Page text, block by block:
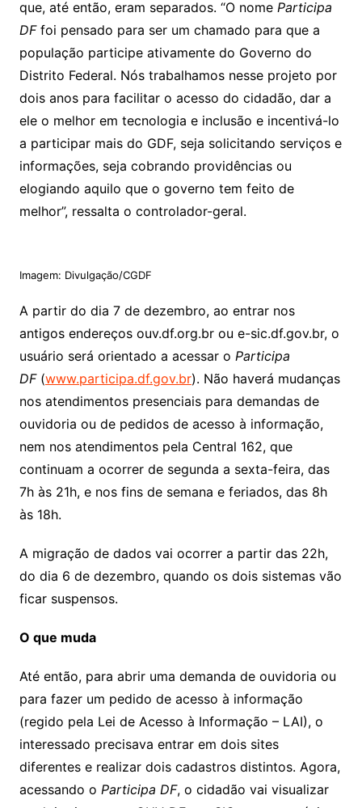
que, até então, eram separados. “O nome Participa
DFfoi pensado para ser um chamado para que a
população participe ativamente do Governo do
Distrito Federal. Nós trabalhamos nesse projeto por
dois anos para facilitar o acesso do cidadão, dar a
ele o melhor em tecnologia e inclusão e incentivá-lo
a participar mais do GDF, seja solicitando serviços e
informações, seja cobrando providências ou
elogiando aquilo que o governo tem feito de
melhor”, ressalta o controlador-geral.
Imagem: Divulgação/CGDF
A partir do dia 7 de dezembro, ao entrar nos
antigos endereços ouv.df.org.br ou e-sic.df.gov.br, o
usuário será orientado a acessar o Participa
DF(www.participa.df.gov.br). Não haverá mudanças
nos atendimentos presenciais para demandas de
ouvidoria ou de pedidos de acesso à informação,
nem nos atendimentos pela Central 162, que
continuam a ocorrer de segunda a sexta-feira, das
7h às 21h, e nos fins de semana e feriados, das 8h
às 18h.
A migração de dados vai ocorrer a partir das 22h,
do dia 6 de dezembro, quando os dois sistemas vão
ficar suspensos.
O que muda
Até então, para abrir uma demanda de ouvidoria ou
para fazer um pedido de acesso à informação
(regido pela Lei de Acesso à Informação – LAI), o
interessado precisava entrar em dois sites
diferentes e realizar dois cadastros distintos. Agora,
acessando o Participa DF, o cidadão vai visualizar